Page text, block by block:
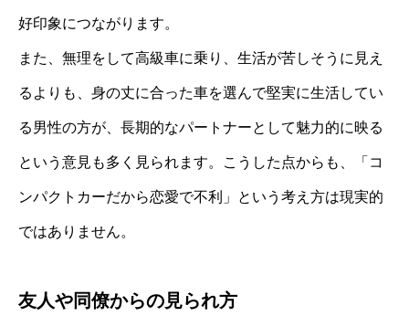
好印象につながります。
また、無理をして高級車に乗り、生活が苦しそうに見え
るよりも、身の丈に合った車を選んで堅実に生活してい
る男性の方が、長期的なパートナーとして魅力的に映る
という意見も多く見られます。こうした点からも、「コ
ンパクトカーだから恋愛で不利」という考え方は現実的
ではありません。
友人や同僚からの見られ方